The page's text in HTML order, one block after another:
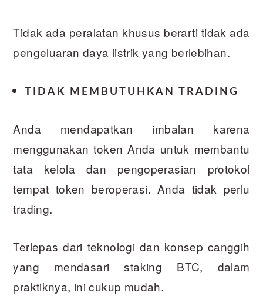
Tidak ada peralatan khusus berarti tidak ada
pengeluaran daya listrik yang berlebihan.
TIDAK MEMBUTUHKAN TRADING
Anda mendapatkan imbalan karena
menggunakan token Anda untuk membantu
tata kelola dan pengoperasian protokol
tempat token beroperasi. Anda tidak perlu
trading.
Terlepas dari teknologi dan konsep canggih
yang mendasari staking BTC, dalam
praktiknya, ini cukup mudah.